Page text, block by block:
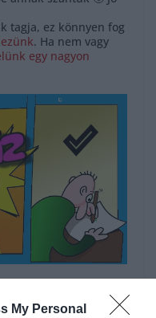
My Personal
tagja, ez könnyen fog
. Ha nem vagy
egy nagyon